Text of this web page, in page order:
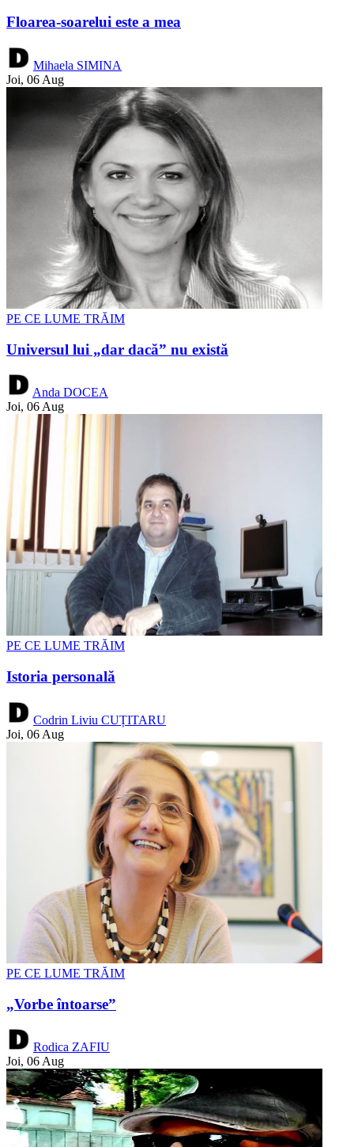
Floarea-soarelui este a mea
Mihaela SIMINA
Joi, 06 Aug
PE CE LUME TRĂIM
Universul lui „dar dacă” nu există
Anda DOCEA
Joi, 06 Aug
PE CE LUME TRĂIM
Istoria personală
Codrin Liviu CUȚITARU
Joi, 06 Aug
PE CE LUME TRĂIM
„Vorbe întoarse”
Rodica ZAFIU
Joi, 06 Aug